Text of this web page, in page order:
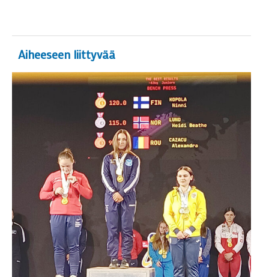
Aiheeseen liittyvää